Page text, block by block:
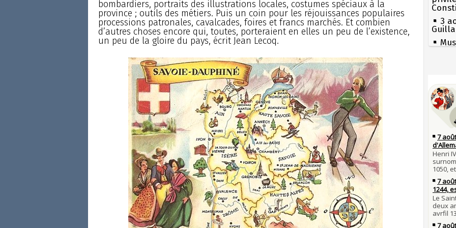
bombardiers, portraits des illustrations locales, costumes spéciaux à la
province ; outils des métiers. Puis un coin pour les réjouissances populaires
processions patronales, cavalcades, foires et francs marchés. Et combien
d’autres choses encore qui, toutes, porteraient en elles un peu de l’existence,
un peu de la gloire du pays, écrit Jean Lecoq.
3
1er
les
en
30
29
la
28
27
Qui
mort
son